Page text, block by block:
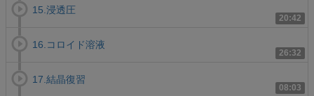
20:42
15.浸透圧
26:32
16.コロイド溶液
08:03
17.結晶復習